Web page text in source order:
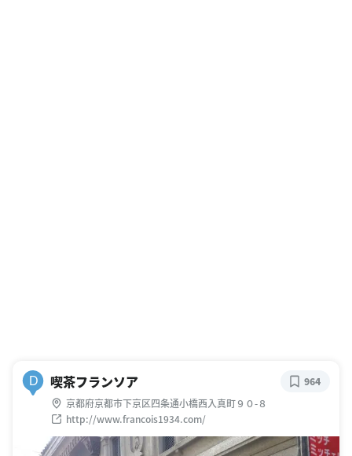
D 喫茶フランソア
京都府京都市下京区四条通小橋西入真町９０-８
http://www.francois1934.com/
964